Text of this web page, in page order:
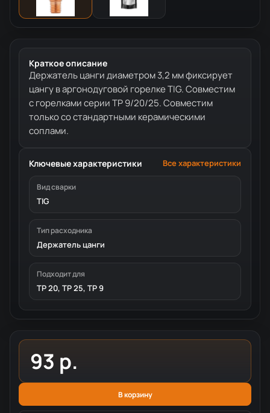
Краткое описание
Держатель цанги диаметром 3,2 мм фиксирует
цангу в аргонодуговой горелке TIG. Совместим
с горелками серии TP 9/20/25. Совместим
только со стандартными керамическими
соплами.
Ключевые характеристики Все характеристики
Вид сварки
TIG
Тип расходника
Держатель цанги
Подходит для
TP 20, TP 25, TP 9
93 р.
В корзину